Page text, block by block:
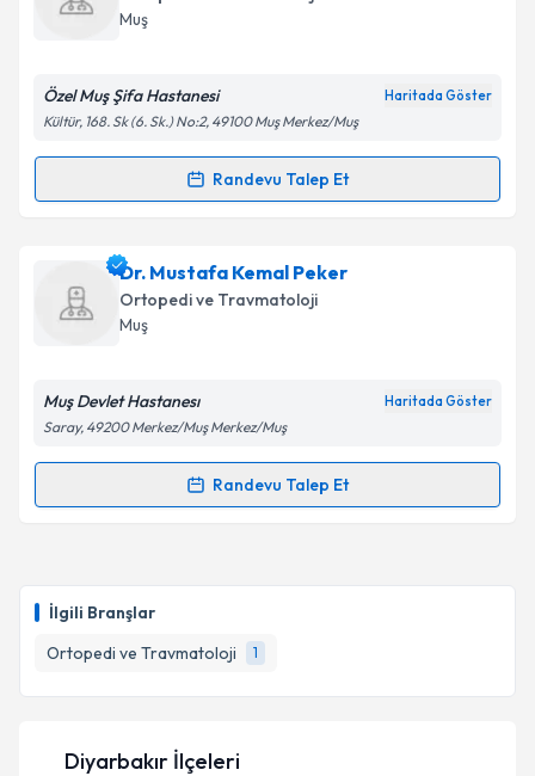
İlgili Branşlar
Ortopedi ve Travmatoloji
1
takvim hazırlandığında e-posta ile bilgilendireceğiz.
Kişisel verilerimin işlenmesine ilişkin
Metni'ni okudum ve kişisel verilerimin belirtilen
Takvim Talebini Gönder
Muş
Özel Muş Şifa Hastanesi Haritada Göster
Kültür, 168. Sk (6. Sk.) No:2, 49100 Muş Merkez/Muş
Randevu Talep Et
Randevu Takvimi Talebi
Dr. Bülent Emrah Sayıniçin randevu takvimi talebi
oluşturun. Size bu uzmandan randevu almanız için bir
takvim hazırlandığında e-posta ile bilgilendireceğiz.
Kişisel verilerimin işlenmesine ilişkin
Metni'ni okudum ve kişisel verilerimin belirtilen
Dr. Mustafa Kemal Peker
Ortopedi ve Travmatoloji
Muş
Muş Devlet Hastanesı Haritada Göster
Saray, 49200 Merkez/Muş Merkez/Muş
Randevu Talep Et
Randevu Takvimi Talebi
takvim hazırlandığında e-posta ile bilgilendireceğiz.
Diyarbakır İlçeleri